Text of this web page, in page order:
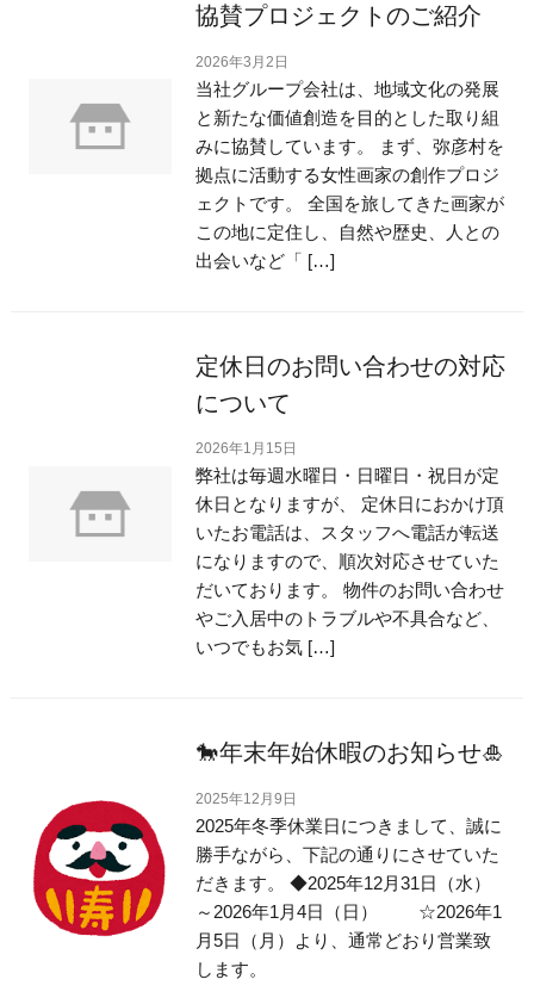
協賛プロジェクトのご紹介
2026年3月2日
当社グループ会社は、地域文化の発展
と新たな価値創造を目的とした取り組
みに協賛しています。 まず、弥彦村を
拠点に活動する女性画家の創作プロジ
ェクトです。 全国を旅してきた画家が
この地に定住し、自然や歴史、人との
出会いなど「 […]
定休日のお問い合わせの対応
について
2026年1月15日
弊社は毎週水曜日・日曜日・祝日が定
休日となりますが、 定休日におかけ頂
いたお電話は、スタッフへ電話が転送
になりますので、順次対応させていた
だいております。 物件のお問い合わせ
やご入居中のトラブルや不具合など、
いつでもお気 […]
🐎年末年始休暇のお知らせ🎍
2025年12月9日
2025年冬季休業日につきまして、誠に
勝手ながら、下記の通りにさせていた
だきます。 ◆2025年12月31日（水）
～2026年1月4日（日） ☆2026年1
月5日（月）より、通常どおり営業致
します。